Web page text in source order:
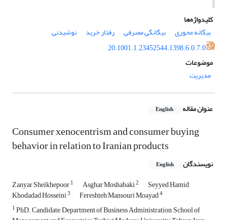
کلیدواژه‌ها
بیگانه محوری
بیگانگی مصرفی رفتار خرید
نوشیدنی
20.1001.1.23452544.1398.6.0.7.0
موضوعات
مدیریت
عنوان مقاله English
Consumer xenocentrism and consumer buying
behavior in relation to Iranian products
نویسندگان English
Zanyar Sheikhepoor1 Asghar Moshabaki2 Seyyed Hamid
Khodadad Hosseini3 Fereshteh Mansouri Moayad4
1PhD. Candidate, Department of Business Administration, School of